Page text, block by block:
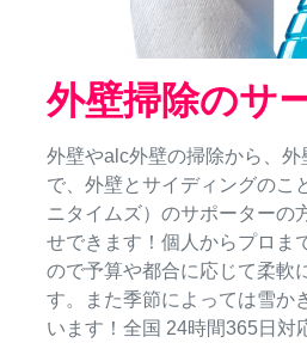
外壁掃除のサ
外壁やalc外壁の掃除から、外
で、外壁とサイディングのこ
ニタイムズ）のサポーターの
せできます！個人からプロま
ので予算や都合に応じて柔軟
す。また季節によっては雪か
います！全国 24時間365日対